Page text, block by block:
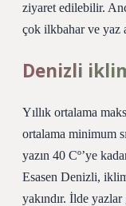
ziyaret edilebilir.
çok ilkbahar ve yaz
Denizli
Yıllık ortalama
ortalama minimum
yazın 40 Cº’ye
Esasen Denizli,
yakındır. İlde